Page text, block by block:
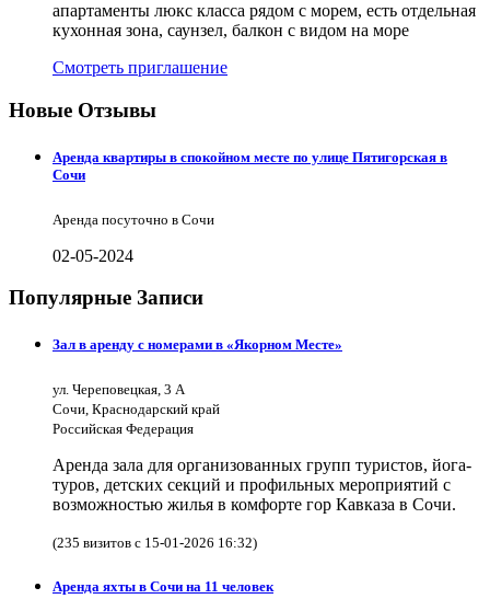
апартаменты люкс класса рядом с морем, есть отдельная
кухонная зона, саунзел, балкон с видом на море
Смотреть приглашение
Новые Отзывы
Аренда квартиры в спокойном месте по улице Пятигорская в
Сочи
Аренда посуточно в Сочи
02-05-2024
Популярные Записи
Зал в аренду с номерами в «Якорном Месте»
ул. Череповецкая, 3 А
Сочи, Краснодарский край
Российская Федерация
Аренда зала для организованных групп туристов, йога-
туров, детских секций и профильных мероприятий с
возможностью жилья в комфорте гор Кавказа в Сочи.
(235 визитов с 15-01-2026 16:32)
Аренда яхты в Сочи на 11 человек